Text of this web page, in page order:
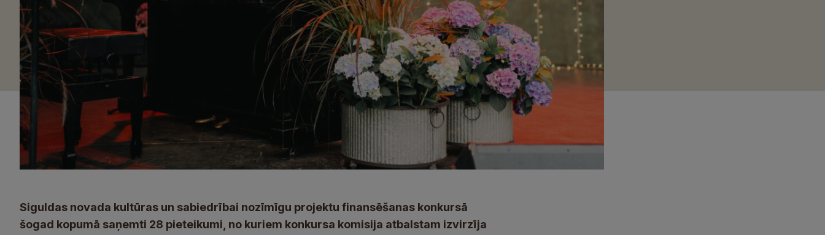
Siguldas novada kultūras un sabiedrībai nozīmīgu projektu finansēšanas konkursā
šogad kopumā saņemti 28 pieteikumi, no kuriem konkursa komisija atbalstam izvirzīja